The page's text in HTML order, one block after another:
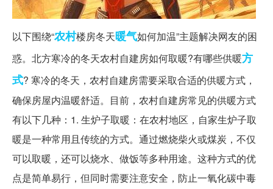
以下围绕“农村楼房冬天暖气如何加温”主题解决网友的困
惑。北方寒冷的冬天农村自建房如何取暖?有哪些供暖方
式? 寒冷的冬天，农村自建房需要采取合适的供暖方式，
确保房屋内温暖舒适。目前，农村自建房常见的供暖方式
有以下几种：1. 生炉子取暖：在农村地区，自家生炉子取
暖是一种常用且传统的方式。通过燃烧柴火或煤炭，不仅
可以取暖，还可以烧水、做饭等多种用途。这种方式的优
点是简单易行，但同时需要注意安全，防止一氧化碳中毒